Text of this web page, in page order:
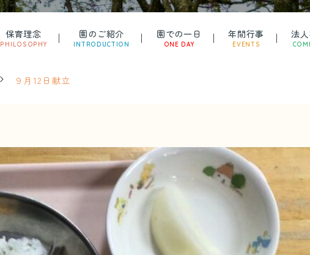
保育理念
PHILOSOPHY
園のご紹介
INTRODUCTION
園での一日
ONE DAY
年間行事
EVENTS
法
９月12日献立